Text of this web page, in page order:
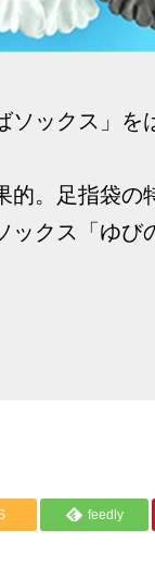
ソックス」を
的。足指袋の
クス「ゆび
feedly